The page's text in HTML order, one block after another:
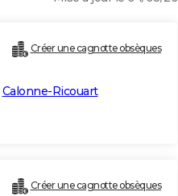
Créer une cagnotte obsèques
Calonne-Ricouart
Créer une cagnotte obsèques